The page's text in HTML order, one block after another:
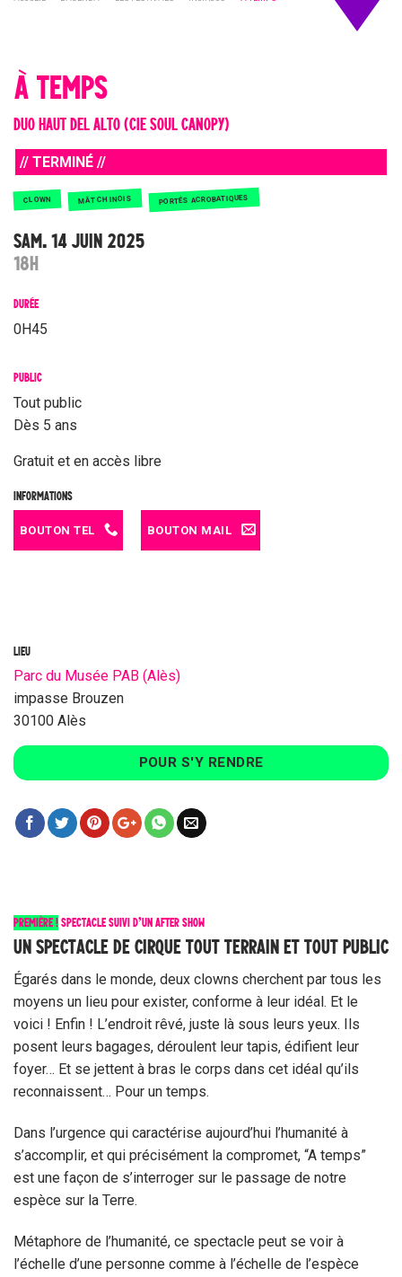
À TEMPS
DUO HAUT DEL ALTO (CIE SOUL CANOPY)
// TERMINÉ //
CLOWN MÂT CHINOIS PORTÉS ACROBATIQUES
SAM. 14 JUIN 2025
18H
DURÉE
0H45
PUBLIC
Tout public
Dès 5 ans
Gratuit et en accès libre
INFORMATIONS
BOUTON TEL BOUTON MAIL
LIEU
Parc du Musée PAB (Alès)
impasse Brouzen
30100 Alès
POUR S'Y RENDRE
PREMIÈRE !SPECTACLE SUIVI D’UN AFTER SHOW
UN SPECTACLE DE CIRQUE TOUT TERRAIN ET TOUT PUBLIC
Égarés dans le monde, deux clowns cherchent par tous les
moyens un lieu pour exister, conforme à leur idéal. Et le
voici ! Enfin ! L’endroit rêvé, juste là sous leurs yeux. Ils
posent leurs bagages, déroulent leur tapis, édifient leur
foyer… Et se jettent à bras le corps dans cet idéal qu’ils
reconnaissent… Pour un temps.
Dans l’urgence qui caractérise aujourd’hui l’humanité à
s’accomplir, et qui précisément la compromet, “A temps”
est une façon de s’interroger sur le passage de notre
espèce sur la Terre.
Métaphore de l’humanité, ce spectacle peut se voir à
l’échelle d’une personne comme à l’échelle de l’espèce